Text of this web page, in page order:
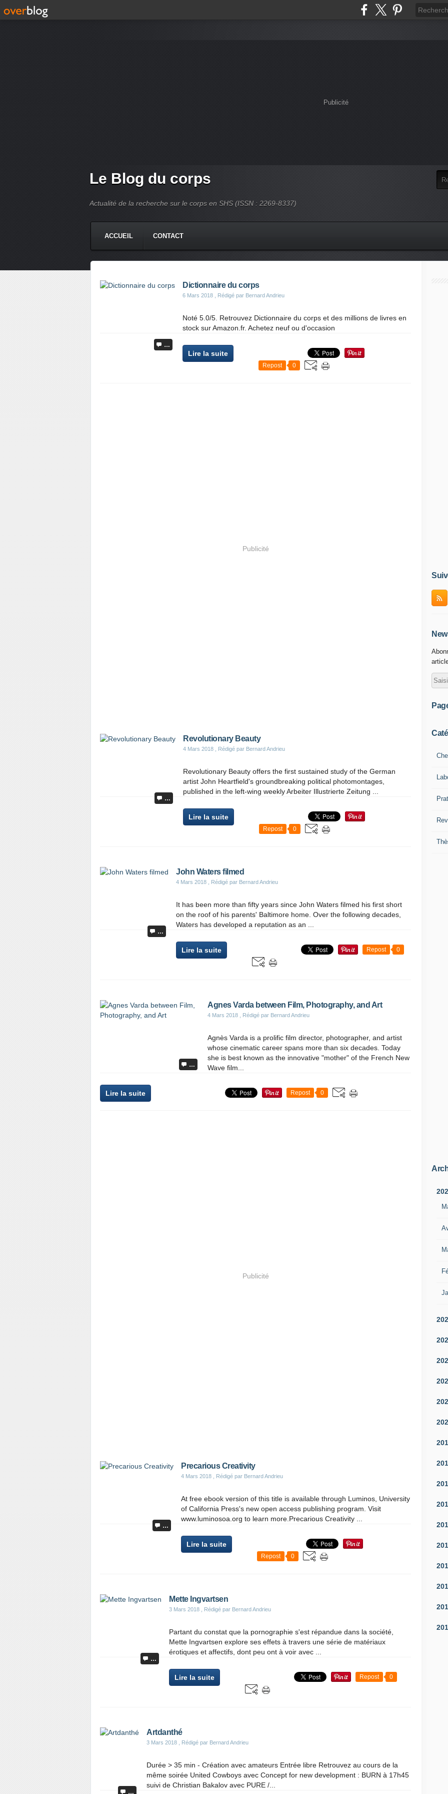
Publicité
Le Blog du corps
Actualité de la recherche sur le corps en SHS (ISSN : 2269-8337)
ACCUEIL CONTACT
…
Dictionnaire du corps
6 Mars 2018 , Rédigé par Bernard Andrieu
Noté 5.0/5. Retrouvez Dictionnaire du corps et des millions de livres en
stock sur Amazon.fr. Achetez neuf ou d'occasion
Lire la suite
Repost 0
Publicité
…
Revolutionary Beauty
4 Mars 2018 , Rédigé par Bernard Andrieu
Revolutionary Beauty offers the first sustained study of the German
artist John Heartfield's groundbreaking political photomontages,
published in the left-wing weekly Arbeiter Illustrierte Zeitung ...
Lire la suite
Repost 0
…
John Waters filmed
4 Mars 2018 , Rédigé par Bernard Andrieu
It has been more than fifty years since John Waters filmed his first short
on the roof of his parents' Baltimore home. Over the following decades,
Waters has developed a reputation as an ...
Lire la suite Repost 0
…
Agnes Varda between Film, Photography, and Art
4 Mars 2018 , Rédigé par Bernard Andrieu
Agnès Varda is a prolific film director, photographer, and artist
whose cinematic career spans more than six decades. Today
she is best known as the innovative "mother" of the French New
Wave film...
Lire la suite Repost 0
Publicité
…
Precarious Creativity
4 Mars 2018 , Rédigé par Bernard Andrieu
At free ebook version of this title is available through Luminos, University
of California Press's new open access publishing program. Visit
www.luminosoa.org to learn more.Precarious Creativity ...
Lire la suite
Repost 0
…
Mette Ingvartsen
3 Mars 2018 , Rédigé par Bernard Andrieu
Partant du constat que la pornographie s'est répandue dans la société,
Mette Ingvartsen explore ses effets à travers une série de matériaux
érotiques et affectifs, dont peu ont à voir avec ...
Lire la suite Repost 0
…
Artdanthé
3 Mars 2018 , Rédigé par Bernard Andrieu
Durée > 35 min - Création avec amateurs Entrée libre Retrouvez au cours de la
même soirée United Cowboys avec Concept for new development : BURN à 17h45
suivi de Christian Bakalov avec PURE /...